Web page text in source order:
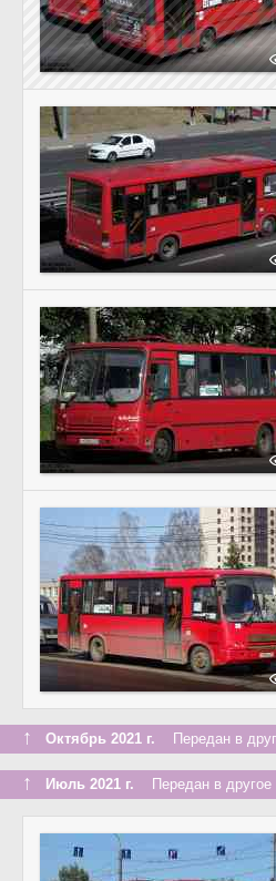
↑ Октябрь 2021 г. Передан в
↑ Июль 2021 г. Передан в другое